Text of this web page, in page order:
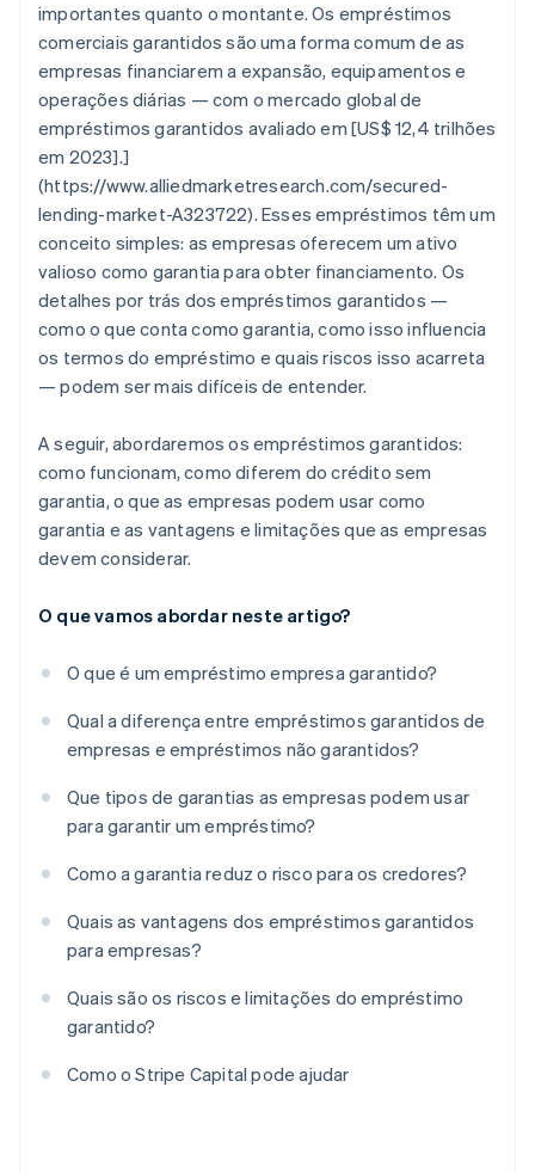
importantes quanto o montante. Os empréstimos
comerciais garantidos são uma forma comum de as
empresas financiarem a expansão, equipamentos e
operações diárias — com o mercado global de
empréstimos garantidos avaliado em [US$ 12,4 trilhões
em 2023].]
(https://www.alliedmarketresearch.com/secured-
lending-market-A323722). Esses empréstimos têm um
conceito simples: as empresas oferecem um ativo
valioso como garantia para obter financiamento. Os
detalhes por trás dos empréstimos garantidos —
como o que conta como garantia, como isso influencia
os termos do empréstimo e quais riscos isso acarreta
— podem ser mais difíceis de entender.
A seguir, abordaremos os empréstimos garantidos:
como funcionam, como diferem do crédito sem
garantia, o que as empresas podem usar como
garantia e as vantagens e limitações que as empresas
devem considerar.
O que vamos abordar neste artigo?
O que é um empréstimo empresa garantido?
Qual a diferença entre empréstimos garantidos de
empresas e empréstimos não garantidos?
Que tipos de garantias as empresas podem usar
para garantir um empréstimo?
Como a garantia reduz o risco para os credores?
Quais as vantagens dos empréstimos garantidos
para empresas?
Quais são os riscos e limitações do empréstimo
garantido?
Como o Stripe Capital pode ajudar